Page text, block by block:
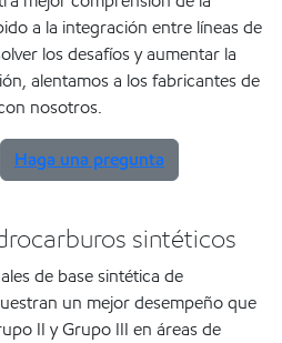
a la integración entre líneas de
los desafíos y aumentar la
alentamos a los fabricantes de
nosotros.
Haga una pregunta
sintéticos
de base sintética de
un mejor desempeño que
II y Grupo III en áreas de